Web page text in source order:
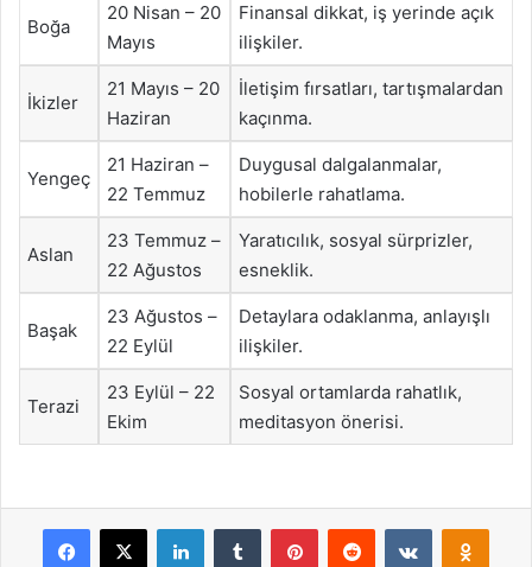
Boğa
20 Nisan – 20
Mayıs
Finansal dikkat, iş yerinde açık
ilişkiler.
İkizler
21 Mayıs – 20
Haziran
İletişim fırsatları, tartışmalardan
kaçınma.
Yengeç
21 Haziran –
22 Temmuz
Duygusal dalgalanmalar,
hobilerle rahatlama.
Aslan
23 Temmuz –
22 Ağustos
Yaratıcılık, sosyal sürprizler,
esneklik.
Başak
23 Ağustos –
22 Eylül
Detaylara odaklanma, anlayışlı
ilişkiler.
Terazi
23 Eylül – 22
Ekim
Sosyal ortamlarda rahatlık,
meditasyon önerisi.
Facebook
X LinkedInTumblr PinterestReddit VKontakte